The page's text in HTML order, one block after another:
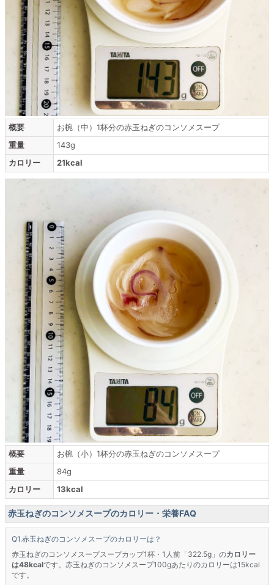
概要
お椀（中）1杯分の赤玉ねぎのコンソメスープ
重量
143g
カロリー
21kcal
概要
お椀（小）1杯分の赤玉ねぎのコンソメスープ
重量
84g
カロリー
13kcal
赤玉ねぎのコンソメスープのカロリー・栄養FAQ
赤玉ねぎのコンソメスープのカロリーは？
赤玉ねぎのコンソメスープスープカップ1杯・1人前「322.5g」のカロリー
は48kcalです。赤玉ねぎのコンソメスープ100gあたりのカロリーは15kcal
です。